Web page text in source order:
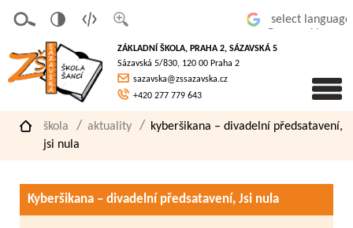
písmo
á
verze
pro
slaboz
raké
ZÁKLADNÍ ŠKOLA, PRAHA 2, SÁZAVSKÁ 5
Sázavská 5/830, 120 00 Praha 2
sazavska@zssazavska.cz
+420 277 779 643
škola aktuality
kyberšikana – divadelní předsatavení,
jsi nula
Kyberšikana – divadelní předsatavení, Jsi nula